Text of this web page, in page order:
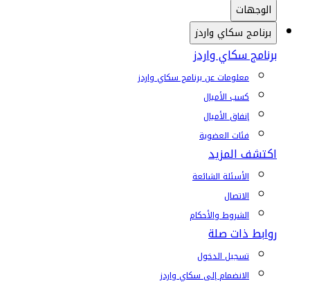
الوجهات
برنامج سكاي واردز
برنامج سكاي واردز
معلومات عن برنامج سكاي واردز
كسب الأميال
إنفاق الأميال
فئات العضوية
اكتشف المزيد
الأسئلة الشائعة
الاتصال
الشروط والأحكام
روابط ذات صلة
تسجيل الدخول
الانضمام إلى سكاي واردز